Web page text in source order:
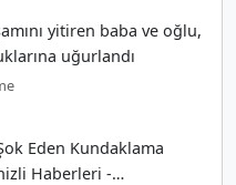
yitiren baba ve oğlu,
uğurlandı
Eden Kundaklama
Haberleri -